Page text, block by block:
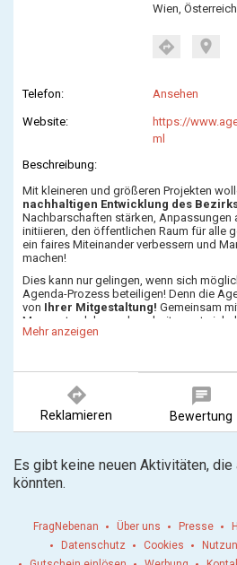
Wien, Österreich
directions location_on
Telefon: Ansehen
Website:
https://
ml
Beschreibung:
Mit kleineren und größeren Projekten
nachhaltigen Entwicklung des
Nachbarschaften stärken, Anpassungen
initiieren, den öffentlichen Raum für alle
ein faires Miteinander verbessern und
machen!
Dies kann nur gelingen, wenn sich
Agenda-Prozess beteiligen! Denn die
von Ihrer Mitgestaltung! Gemeinsam
Margareten leben oder arbeiten
und machen diese startklar für die
unterstützt die Gruppen dabei und ist
Bezirkspolitik und Verwaltung.
Haben Sie eine Idee für Margareten?
oder vereinbaren Sie einen persönlichen
besuchen.
Mehr anzeigen
directions
Reklamieren
chat
Bewertung
Es gibt keine neuen Aktivitäten,
könnten.
FragNebenan Über uns Presse
Datenschutz
Cookies